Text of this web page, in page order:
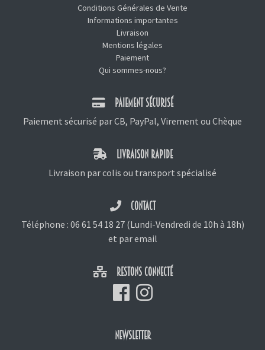
Conditions Générales de Vente
Informations importantes
Livraison
Mentions légales
Paiement
Qui sommes-nous?
PAIEMENT SÉCURISÉ
Paiement sécurisé par CB, PayPal, Virement ou Chèque
LIVRAISON RAPIDE
Livraison par colis ou transport spécialisé
CONTACT
Téléphone : 06 61 54 18 27(Lundi-Vendredi de 10h à 18h)
et par email
RESTONS CONNECTÉ
NEWSLETTER